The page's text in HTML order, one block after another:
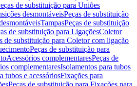
de substituição para Uniões
desmontáveisPeças de substituição
TampasPeças de substituição
de substituição para LigaçõesColetor
de substituição para Coletor com ligação
Peças de substituição para
Acessórios complementaresPeças de
complementaresIsolamentos para tubos
tubos e acessóriosFixações para
Peças de substituição para Fixações para